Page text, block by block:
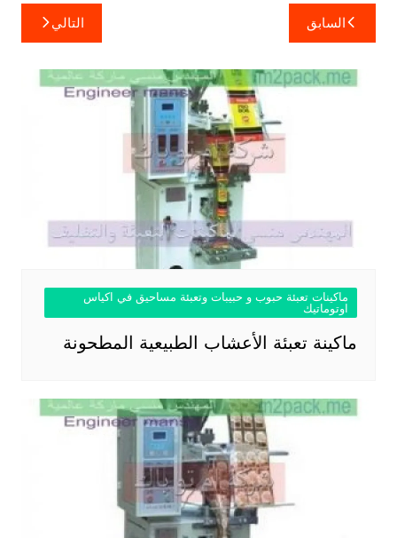
تصفّح
المقالات
السابق التالي
ماكينات تعبئة حبوب و حبيبات وتعبئة مساحيق في اكياس
اوتوماتيك
ماكينة تعبئة الأعشاب الطبيعية المطحونة